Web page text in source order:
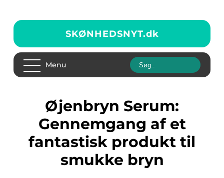
SKØNHEDSNYT.dk
Menu
Øjenbryn Serum:
Gennemgang af et
fantastisk produkt til
smukke bryn